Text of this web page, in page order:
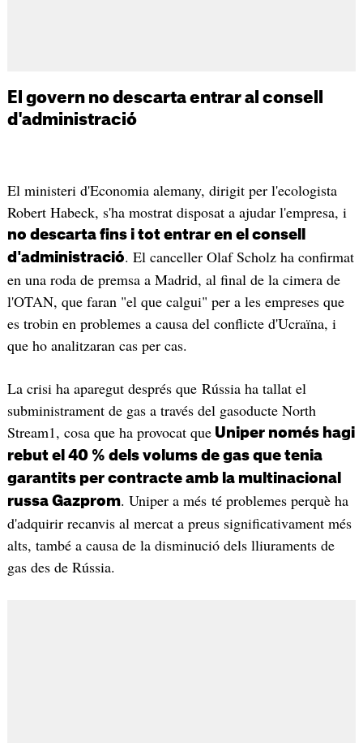
El govern no descarta entrar al consell
d'administració
El ministeri d'Economia alemany, dirigit per l'ecologista
Robert Habeck, s'ha mostrat disposat a ajudar l'empresa, i
no descarta fins i tot entrar en el consell
d'administració. El canceller Olaf Scholz ha confirmat
en una roda de premsa a Madrid, al final de la cimera de
l'OTAN, que faran "el que calgui" per a les empreses que
es trobin en problemes a causa del conflicte d'Ucraïna, i
que ho analitzaran cas per cas.
La crisi ha aparegut després que Rússia ha tallat el
subministrament de gas a través del gasoducte North
Stream1, cosa que ha provocat queUniper només hagi
rebut el 40 % dels volums de gas que tenia
garantits per contracte amb la multinacional
russa Gazprom. Uniper a més té problemes perquè ha
d'adquirir recanvis al mercat a preus significativament més
alts, també a causa de la disminució dels lliuraments de
gas des de Rússia.